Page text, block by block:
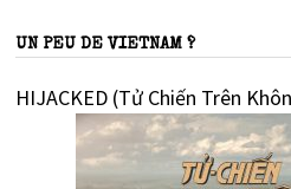
UN PEU DE VIETNAM ?
HIJACKED (Tử Chiến Trên